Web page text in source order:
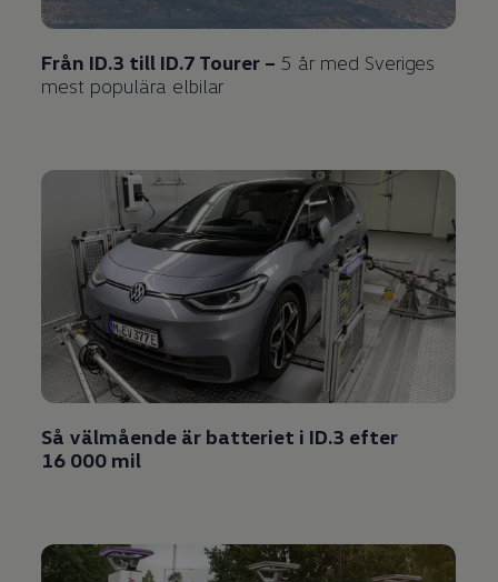
Från ID.3 till ID.7 Tourer – 5 år med Sveriges
mest populära elbilar
Så välmående är batteriet i ID.3 efter
16 000 mil